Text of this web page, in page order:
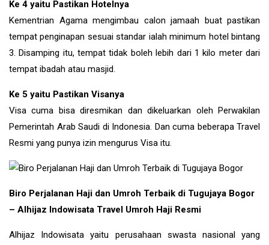
Ke 4 yaitu Pastikan Hotelnya
Kementrian Agama mengimbau calon jamaah buat pastikan
tempat penginapan sesuai standar ialah minimum hotel bintang
3. Disamping itu, tempat tidak boleh lebih dari 1 kilo meter dari
tempat ibadah atau masjid.
Ke 5 yaitu Pastikan Visanya
Visa cuma bisa diresmikan dan dikeluarkan oleh Perwakilan
Pemerintah Arab Saudi di Indonesia. Dan cuma beberapa Travel
Resmi yang punya izin mengurus Visa itu.
Biro Perjalanan Haji dan Umroh Terbaik di Tugujaya Bogor
– Alhijaz Indowisata Travel Umroh Haji Resmi
Alhijaz Indowisata yaitu perusahaan swasta nasional yang